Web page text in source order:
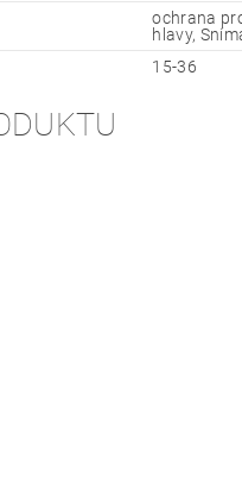
ochrana
hlavy,
15-36